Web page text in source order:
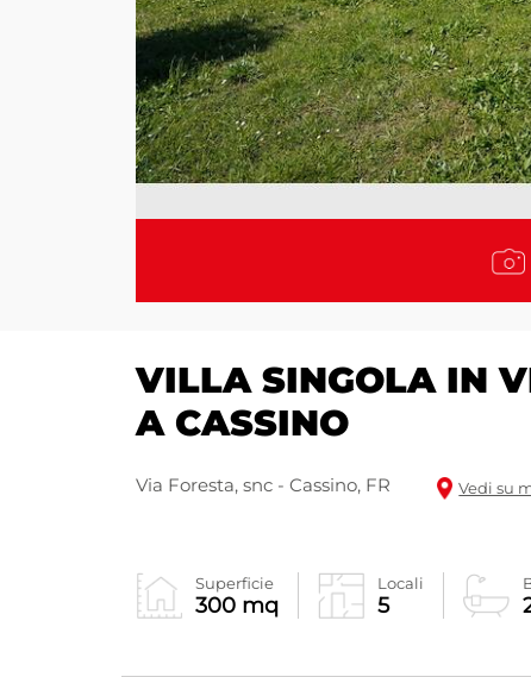
VILLA SINGOLA IN
A CASSINO
Via Foresta, snc - Cassino, FR Vedi su
Superficie
300 mq
Locali
5